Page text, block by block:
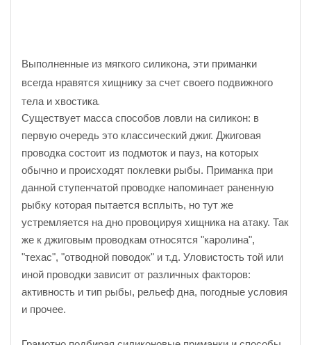
Выполненные из мягкого силикона, эти приманки
всегда нравятся хищнику за счет своего подвижного
тела и хвостика.
Существует масса способов ловли на силикон: в
первую очередь это классический джиг. Джиговая
проводка состоит из подмоток и пауз, на которых
обычно и происходят поклевки рыбы. Приманка при
данной ступенчатой проводке напоминает раненную
рыбку которая пытается всплыть, но тут же
устремляется на дно провоцируя хищника на атаку. Так
же к джиговым проводкам относятся "каролина",
"техас", "отводной поводок" и т.д. Уловистость той или
иной проводки зависит от различных факторов:
активность и тип рыбы, рельеф дна, погодные условия
и прочее.